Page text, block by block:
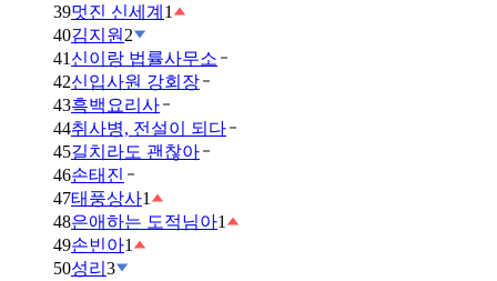
39멋진 신세계 1
40김지원 2
41 신이랑 법률사무소
42신입사원 강회장
43흑백요리사
44취사병, 전설이 되다
45길치라도 괜찮아
46손태진
47태풍상사1
48은애하는 도적님아1
49손빈아1
50성리 3